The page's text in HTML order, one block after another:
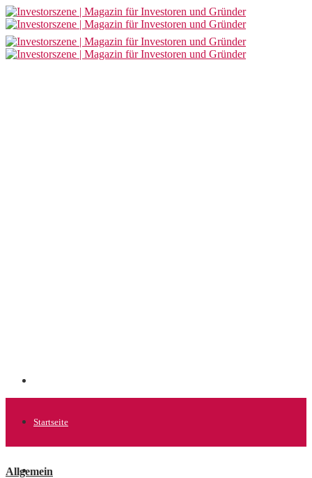
Startseite
Allgemein
Allgemein